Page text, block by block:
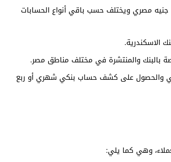
الحد الأدنى لفتح حساب توفير في بنك الإسكندرية هو 1000 جنيه مصري ويختلف حسب باقي أنواع الحسابات
بالبنك والمنتشرة في مختلف مناطق مصر.
والحصول على كشف حساب بنكي شهري أو ربع
وهي كما يلي: